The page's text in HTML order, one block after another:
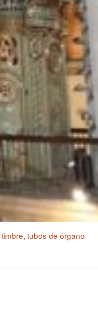
timbre, tubos de órgano